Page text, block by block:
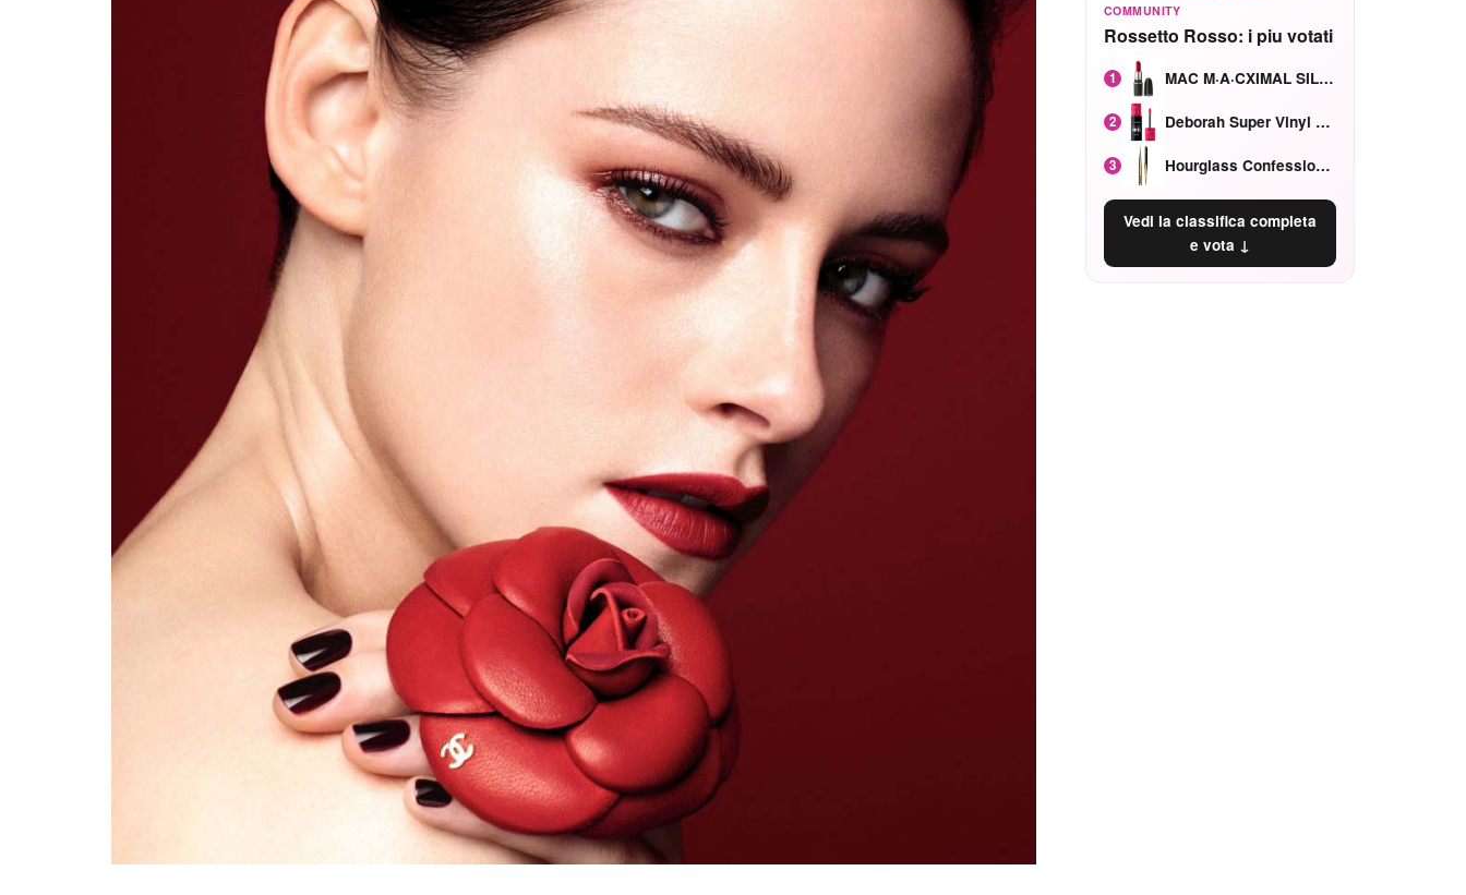
COMMUNITY
Rossetto Rosso: i piu votati
1 MAC M·A·CXIMAL SILKY MATTE Red Rock mat
2 Deborah Super Vinyl Shake Rosa Ciliegia
3 Hourglass Confession Ricaricabile Ultra Preciso Ad Alta Intensità Secretly Classic Red
Vedi la classifica completa
e vota ↓